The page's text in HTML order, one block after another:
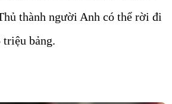
thành người Anh có thể rời đi
bảng.